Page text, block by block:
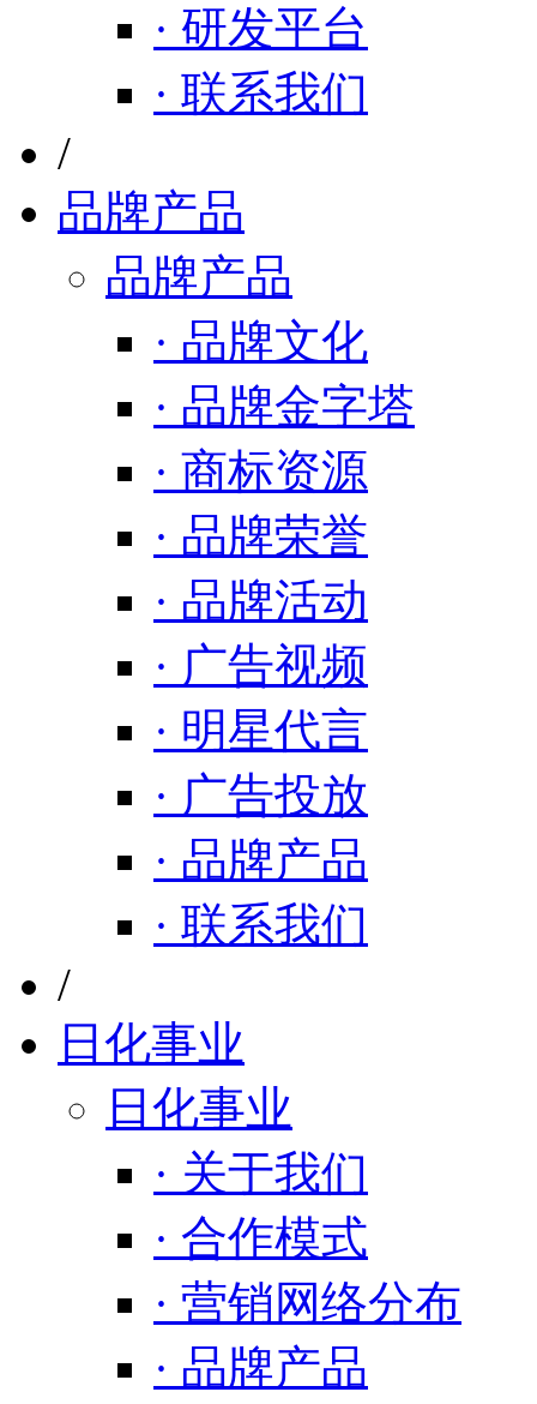
· 研发平台
· 联系我们
/
品牌产品
品牌产品
· 品牌文化
· 品牌金字塔
· 商标资源
· 品牌荣誉
· 品牌活动
· 广告视频
· 明星代言
· 广告投放
· 品牌产品
· 联系我们
/
日化事业
日化事业
· 关于我们
· 合作模式
· 营销网络分布
· 品牌产品